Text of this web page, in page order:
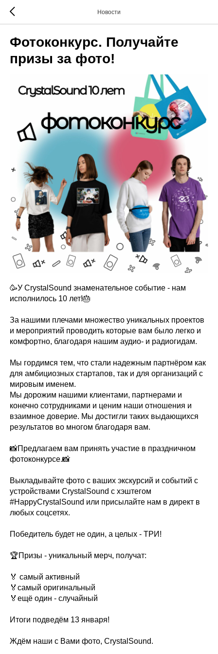
Новости
Фотоконкурс. Получайте
призы за фото!
🥳У CrystalSound знаменательное событие - нам
исполнилось 10 лет!🎂
За нашими плечами множество уникальных проектов
и мероприятий проводить которые вам было легко и
комфортно, благодаря нашим аудио- и радиогидам.
Мы гордимся тем, что стали надежным партнёром как
для амбициозных стартапов, так и для организаций с
мировым именем.
Мы дорожим нашими клиентами, партнерами и
конечно сотрудниками и ценим наши отношения и
взаимное доверие. Мы достигли таких выдающихся
результатов во многом благодаря вам.
📸Предлагаем вам принять участие в праздничном
фотоконкурсе.📸
Выкладывайте фото с ваших экскурсий и событий с
устройствами CrystalSound с хэштегом
#HappyCrystalSound или присылайте нам в директ в
любых соцсетях.
Победитель будет не один, а целых - ТРИ!
🏆Призы - уникальный мерч, получат:
🏅 самый активный
🏅самый оригинальный
🏅ещё один - случайный
Итоги подведём 13 января!
Ждём наши с Вами фото, CrystalSound.